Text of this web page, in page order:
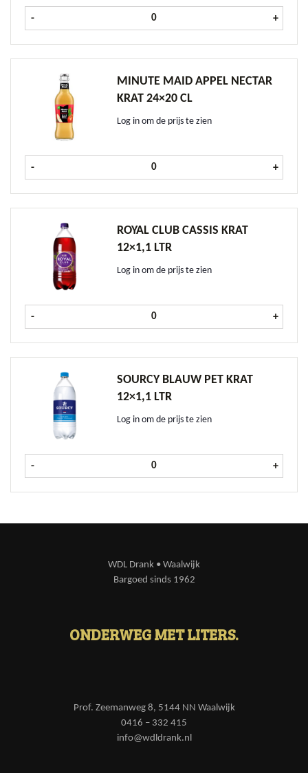
- Sprite Zero krat 24x20 cl aantal
+
MINUTE MAID APPEL NECTAR
KRAT 24×20 CL
Log in om de prijs te zien
- Minute Maid Appel Nectar krat
+
ROYAL CLUB CASSIS KRAT
12×1,1 LTR
Log in om de prijs te zien
- Royal Club Cassis krat 12x1,1 ltr
+
SOURCY BLAUW PET KRAT
12×1,1 LTR
Log in om de prijs te zien
- Sourcy Blauw PET krat 12x1,1 ltr
+
WDL Drank • Waalwijk
Bargoed sinds 1962
ONDERWEG MET LITERS.
Prof. Zeemanweg 8, 5144 NN Waalwijk
0416 – 332 415
info@wdldrank.nl